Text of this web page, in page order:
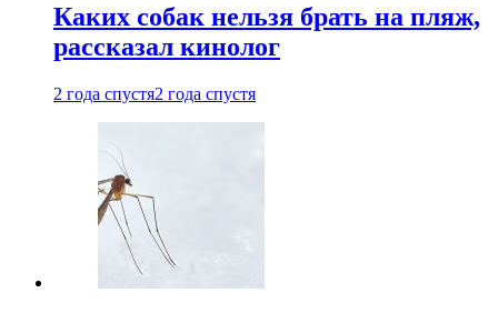
Каких собак нельзя брать на пляж,
рассказал кинолог
2 года спустя2 года спустя